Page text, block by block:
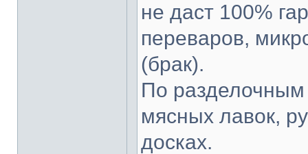
не даст 100%
переваров,
(брак).
По разделочным
мясных лавок,
досках.